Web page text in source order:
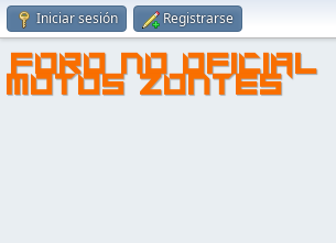
Iniciar sesión Registrarse
FORO NO OFICIAL
MOTOS ZONTES